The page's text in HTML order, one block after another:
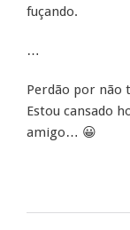
fuçando.
…
Perdão por não
Estou cansado
amigo… 😀